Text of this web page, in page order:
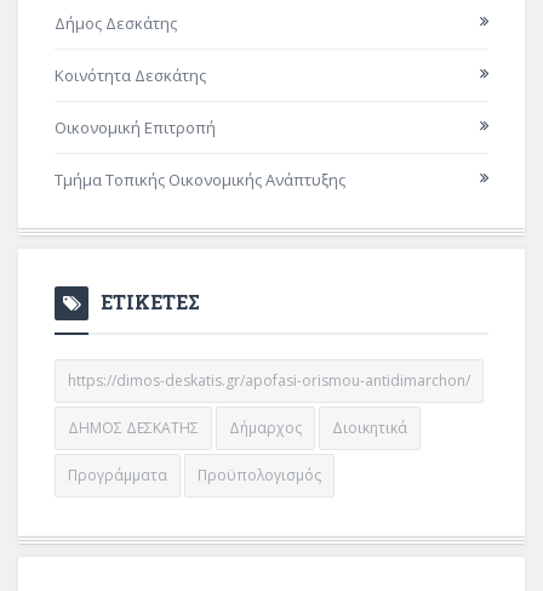
Δήμος Δεσκάτης
Κοινότητα Δεσκάτης
Οικονομική Επιτροπή
Τμήμα Τοπικής Οικονομικής Ανάπτυξης
ΕΤΙΚΕΤΕΣ
https://dimos-deskatis.gr/apofasi-orismou-antidimarchon/
ΔΗΜΟΣ ΔΕΣΚΑΤΗΣ Δήμαρχος Διοικητικά
Προγράμματα Προϋπολογισμός